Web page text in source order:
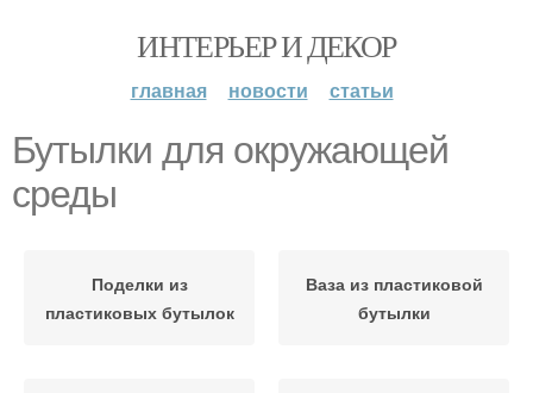
ИНТЕРЬЕР И ДЕКОР
главная новости статьи
Бутылки для окружающей
среды
Поделки из
пластиковых бутылок
Ваза из пластиковой
бутылки